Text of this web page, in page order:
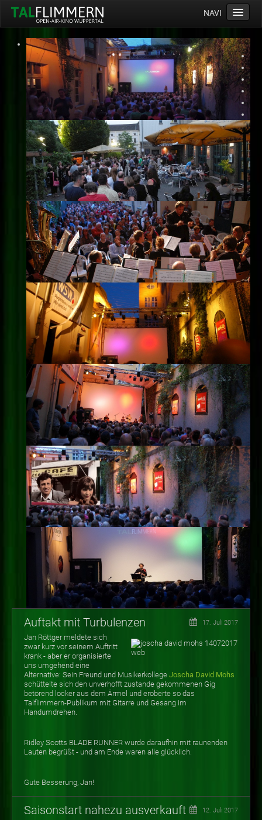
NAVI
Home
Programm
Service
Ticketinfos
Ort
Anreise
Wetter
Kinogutschein
Konzept
Archiv
Kontakt
Impressum
Datenschutz
Auftakt mit Turbulenzen 17. Juli 2017
Jan Röttger meldete sich
zwar kurz vor seinem Auftritt
krank - aber er organisierte
uns umgehend eine
Alternative: Sein Freund und Musikerkollege Joscha David Mohs
schüttelte sich den unverhofft zustande gekommenen Gig
betörend locker aus dem Ärmel und eroberte so das
Talflimmern-Publikum mit Gitarre und Gesang im
Handumdrehen.
Ridley Scotts BLADE RUNNER wurde daraufhin mit raunenden
Lauten begrüßt - und am Ende waren alle glücklich.
Gute Besserung, Jan!
Saisonstart nahezu ausverkauft 12. Juli 2017